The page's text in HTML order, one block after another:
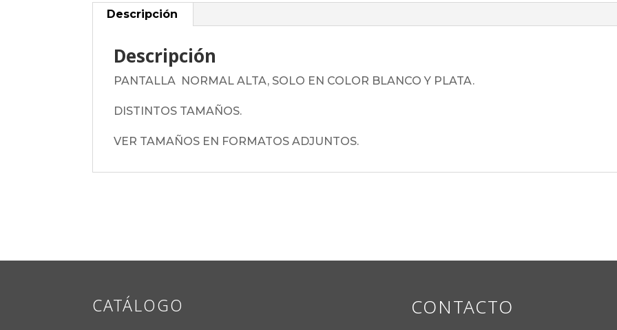
Descripción
Descripción
PANTALLA NORMAL ALTA, SOLO EN COLOR BLANCO Y PLATA.
DISTINTOS TAMAÑOS.
VER TAMAÑOS EN FORMATOS ADJUNTOS.
CATÁLOGO CONTACTO